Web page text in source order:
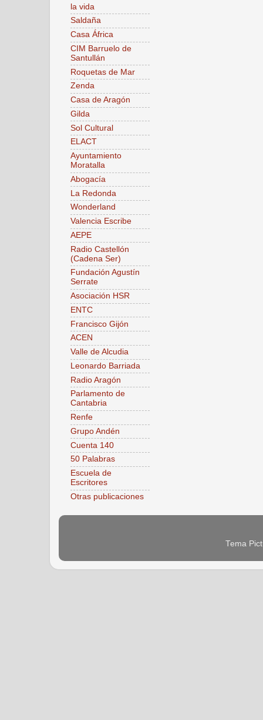
la vida
Saldaña
Casa África
CIM Barruelo de
Santullán
Roquetas de Mar
Zenda
Casa de Aragón
Gilda
Sol Cultural
ELACT
Ayuntamiento
Moratalla
Abogacía
La Redonda
Wonderland
Valencia Escribe
AEPE
Radio Castellón
(Cadena Ser)
Fundación Agustín
Serrate
Asociación HSR
ENTC
Francisco Gijón
ACEN
Valle de Alcudia
Leonardo Barriada
Radio Aragón
Parlamento de
Cantabria
Renfe
Grupo Andén
Cuenta 140
50 Palabras
Escuela de
Escritores
Otras publicaciones
Tema